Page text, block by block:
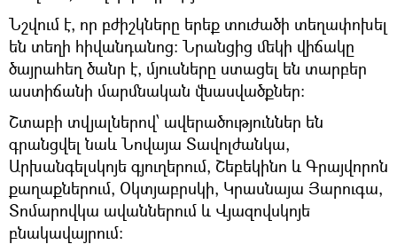
Նշվում է, որ բժիշկները երեք տուժածի տեղափոխել
են տեղի հիվանդանոց: Նրանցից մեկի վիճակը
ծայրահեղ ծանր է, մյուսները ստացել են տարբեր
աստիճանի մարմնական վնասվածքներ:
Շտաբի տվյալներով՝ ավերածություններ են
գրանցվել նաև Նովայա Տավոլժանկա,
Արխանգելսկոյե գյուղերում, Շեբեկինո և Գրայվորոն
քաղաքներում, Օկտյաբրսկի, Կրասնայա Յարուգա,
Տոմարովկա ավաններում և Վյազովսկոյե
բնակավայրում: